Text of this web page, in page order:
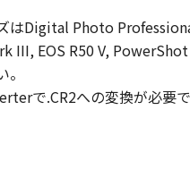
Digital Photo
III, EOS R50 V,
で.CR2への変換が必要で